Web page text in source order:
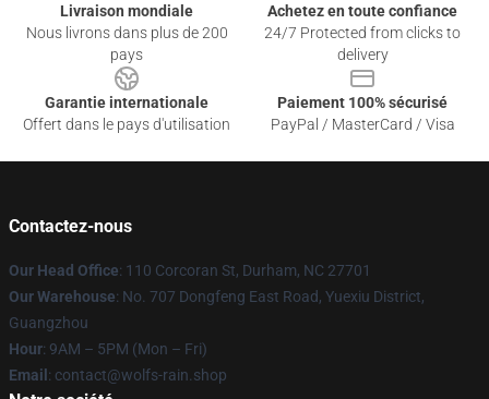
Livraison mondiale
Nous livrons dans plus de 200
pays
Achetez en toute confiance
24/7 Protected from clicks to
delivery
Garantie internationale
Offert dans le pays d'utilisation
Paiement 100% sécurisé
PayPal / MasterCard / Visa
Contactez-nous
Our Head Office: 110 Corcoran St, Durham, NC 27701
Our Warehouse: No. 707 Dongfeng East Road, Yuexiu District,
Guangzhou
Hour: 9AM – 5PM (Mon – Fri)
Email : contact@wolfs-rain.shop